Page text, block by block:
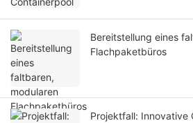
Bereitstellung eines
Flachpaketbüros
Projektfall: Innovative